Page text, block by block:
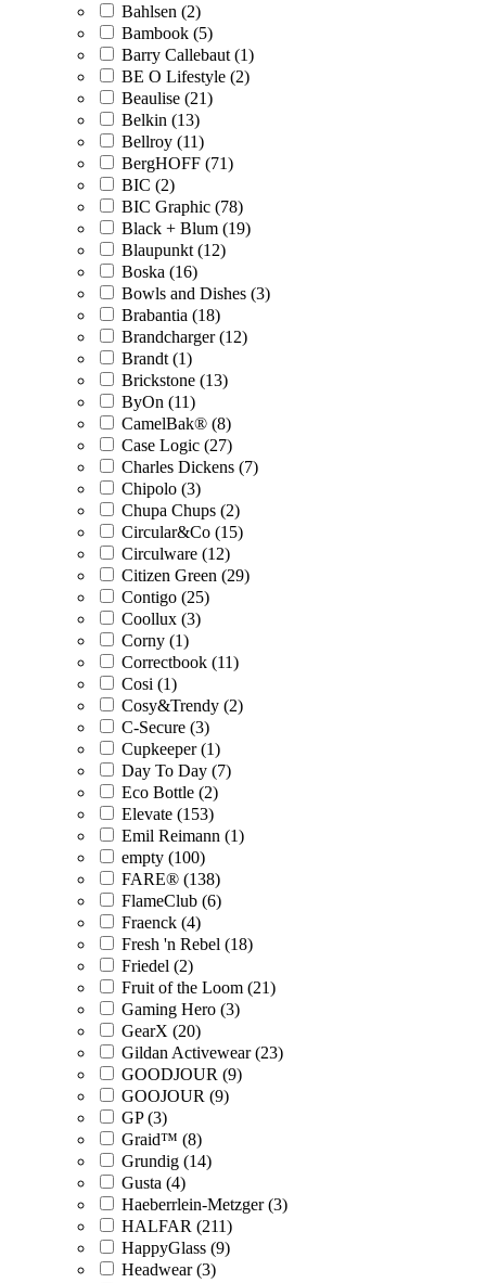
Bahlsen (2)
Bambook (5)
Barry Callebaut (1)
BE O Lifestyle (2)
Beaulise (21)
Belkin (13)
Bellroy (11)
BergHOFF (71)
BIC (2)
BIC Graphic (78)
Black + Blum (19)
Blaupunkt (12)
Boska (16)
Bowls and Dishes (3)
Brabantia (18)
Brandcharger (12)
Brandt (1)
Brickstone (13)
ByOn (11)
CamelBak® (8)
Case Logic (27)
Charles Dickens (7)
Chipolo (3)
Chupa Chups (2)
Circular&Co (15)
Circulware (12)
Citizen Green (29)
Contigo (25)
Coollux (3)
Corny (1)
Correctbook (11)
Cosi (1)
Cosy&Trendy (2)
C-Secure (3)
Cupkeeper (1)
Day To Day (7)
Eco Bottle (2)
Elevate (153)
Emil Reimann (1)
empty (100)
FARE® (138)
FlameClub (6)
Fraenck (4)
Fresh 'n Rebel (18)
Friedel (2)
Fruit of the Loom (21)
Gaming Hero (3)
GearX (20)
Gildan Activewear (23)
GOODJOUR (9)
GOOJOUR (9)
GP (3)
Graid™ (8)
Grundig (14)
Gusta (4)
Haeberrlein-Metzger (3)
HALFAR (211)
HappyGlass (9)
Headwear (3)